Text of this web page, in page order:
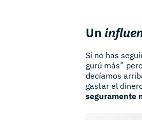
Un
Si no has
gurú más”
decíamos
gastar el
seguramente